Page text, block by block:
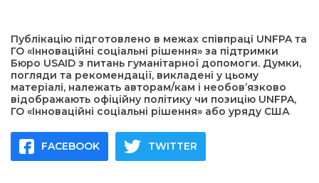
Публікацію підготовлено в межах співпраці UNFPA та
ГО «Інноваційні соціальні рішення» за підтримки
Бюро USAID з питань гуманітарної допомоги. Думки,
погляди та рекомендації, викладені у цьому
матеріалі, належать авторам/кам і необов’язково
відображають офіційну політику чи позицію UNFPA,
ГО «Інноваційні соціальні рішення» або уряду США
FACEBOOK TWITTER